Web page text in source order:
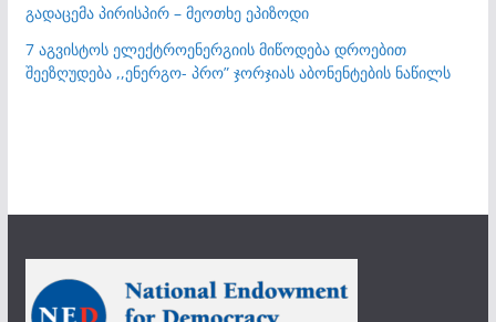
გადაცემა პირისპირ – მეოთხე ეპიზოდი
7 აგვისტოს ელექტროენერგიის მიწოდება დროებით
შეეზღუდება ,,ენერგო- პრო” ჯორჯიას აბონენტების ნაწილს